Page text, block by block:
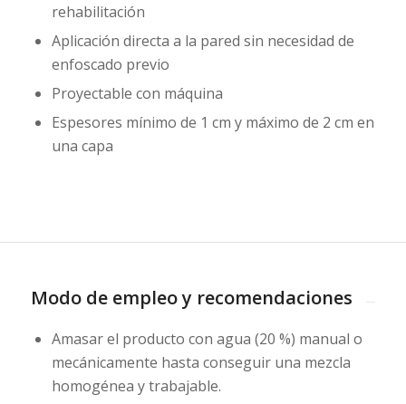
rehabilitación
Aplicación directa a la pared sin necesidad de
enfoscado previo
Proyectable con máquina
Espesores mínimo de 1 cm y máximo de 2 cm en
una capa
Modo de empleo y recomendaciones
Amasar el producto con agua (20 %) manual o
mecánicamente hasta conseguir una mezcla
homogénea y trabajable.